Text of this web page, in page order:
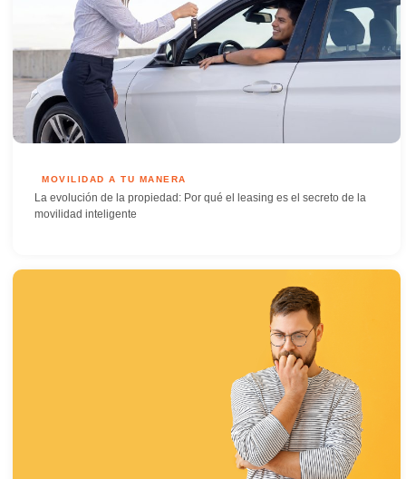
MOVILIDAD A TU MANERA
La evolución de la propiedad: Por qué el leasing es el secreto de la
movilidad inteligente